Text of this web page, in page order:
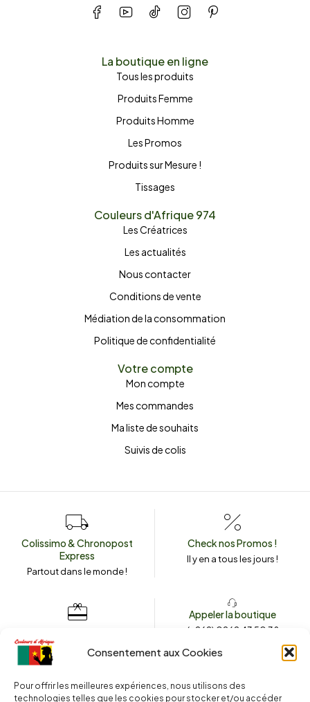
Consentement aux Cookies
Pour offrir les meilleures expériences, nous utilisons des
technologies telles que les cookies pour stocker et/ou accéder
La boutique en ligne
Tous les produits
Produits Femme
Produits Homme
Les Promos
Produits sur Mesure !
Tissages
Couleurs d'Afrique 974
Les Créatrices
Les actualités
Nous contacter
Conditions de vente
Médiation de la consommation
Politique de confidentialité
Votre compte
Mon compte
Mes commandes
Ma liste de souhaits
Suivis de colis
Colissimo & Chronopost
Express
Partout dans le monde !
Check nos Promos !
Il y en a tous les jours !
couleursdafrique974.com
Appeler la boutique
(+262) 0262 43 50 38